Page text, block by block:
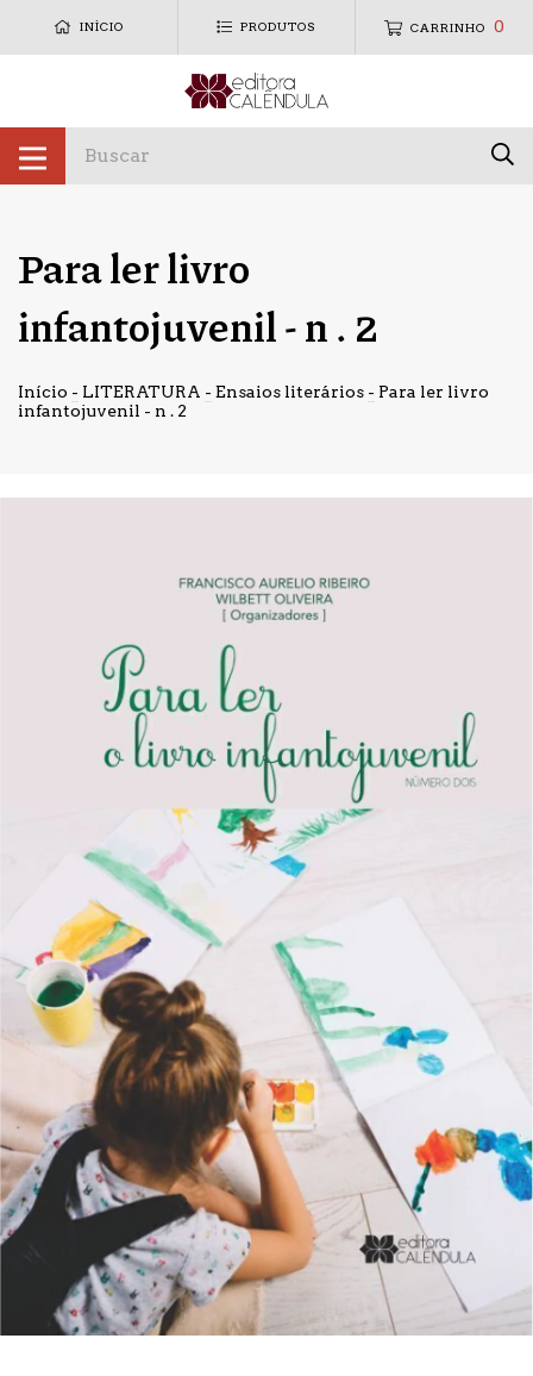
INÍCIO PRODUTOS CARRINHO 0
Para ler livro
infantojuvenil - n . 2
Início - LITERATURA - Ensaios literários - Para ler livro
infantojuvenil - n . 2